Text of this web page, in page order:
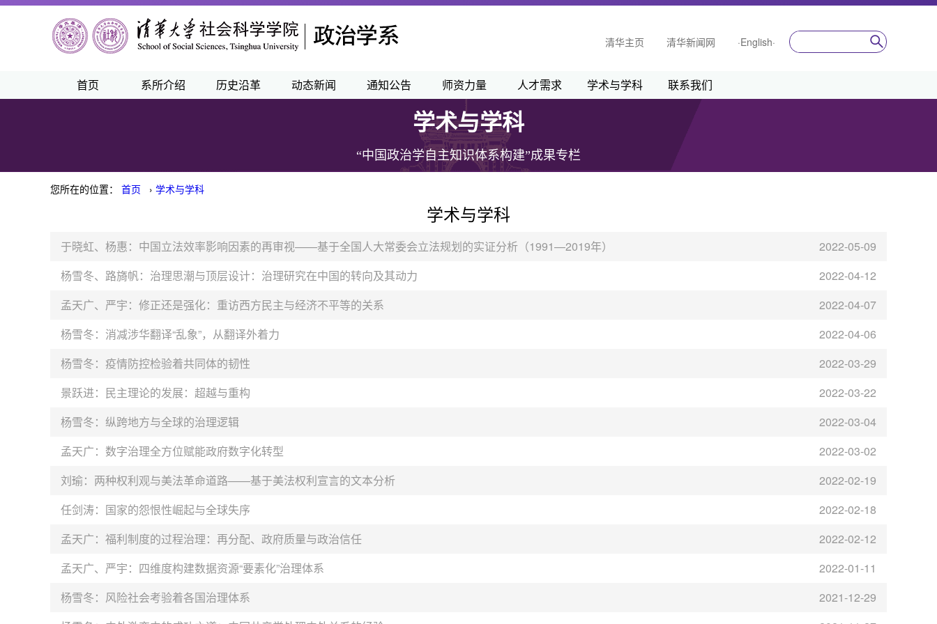
清华主页 清华新闻网 ·English·
首页 系所介绍 历史沿革 动态新闻 通知公告 师资力量 人才需求 学术与学科 联系我们
学术与学科
“中国政治学自主知识体系构建”成果专栏
您所在的位置： 首页 › 学术与学科
学术与学科
2022-05-09
于晓虹、杨惠：中国立法效率影响因素的再审视——基于全国人大常委会立法规划的实证分析（1991—2019年）
2022-04-12
杨雪冬、路旖帆：治理思潮与顶层设计：治理研究在中国的转向及其动力
2022-04-07
孟天广、严宇：修正还是强化：重访西方民主与经济不平等的关系
2022-04-06
杨雪冬：消减涉华翻译“乱象”，从翻译外着力
2022-03-29
杨雪冬：疫情防控检验着共同体的韧性
2022-03-22
景跃进：民主理论的发展：超越与重构
2022-03-04
杨雪冬：纵跨地方与全球的治理逻辑
2022-03-02
孟天广：数字治理全方位赋能政府数字化转型
2022-02-19
刘瑜：两种权利观与美法革命道路——基于美法权利宣言的文本分析
2022-02-18
任剑涛：国家的怨恨性崛起与全球失序
2022-02-12
孟天广：福利制度的过程治理：再分配、政府质量与政治信任
2022-01-11
孟天广、严宇：四维度构建数据资源“要素化”治理体系
2021-12-29
杨雪冬：风险社会考验着各国治理体系